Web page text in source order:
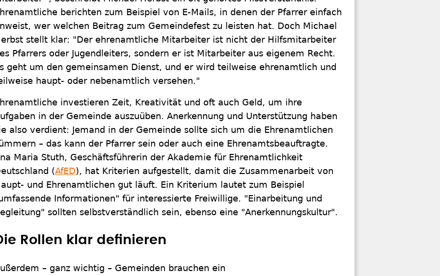
berichten zum Beispiel von E-Mails, in denen der Pfarrer einfach
wer welchen Beitrag zum Gemeindefest zu leisten hat. Doch Michael
stellt klar: "Der ehrenamtliche Mitarbeiter ist nicht der Hilfsmitarbeiter
Pfarrers oder Jugendleiters, sondern er ist Mitarbeiter aus eigenem Recht.
geht um den gemeinsamen Dienst, und er wird teilweise ehrenamtlich und
haupt- oder nebenamtlich versehen."
investieren Zeit, Kreativität und oft auch Geld, um ihre
in der Gemeinde auszuüben. Anerkennung und Unterstützung haben
also verdient: Jemand in der Gemeinde sollte sich um die Ehrenamtlichen
– das kann der Pfarrer sein oder auch eine Ehrenamtsbeauftragte.
Maria Stuth, Geschäftsführerin der Akademie für Ehrenamtlichkeit
(AfED), hat Kriterien aufgestellt, damit die Zusammenarbeit von
und Ehrenamtlichen gut läuft. Ein Kriterium lautet zum Beispiel
Informationen" für interessierte Freiwillige. "Einarbeitung und
sollten selbstverständlich sein, ebenso eine "Anerkennungskultur".
Rollen klar definieren
– ganz wichtig – Gemeinden brauchen ein